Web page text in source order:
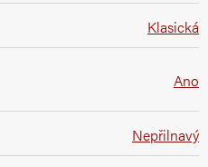
Klasická
Ano
Nepřilnavý